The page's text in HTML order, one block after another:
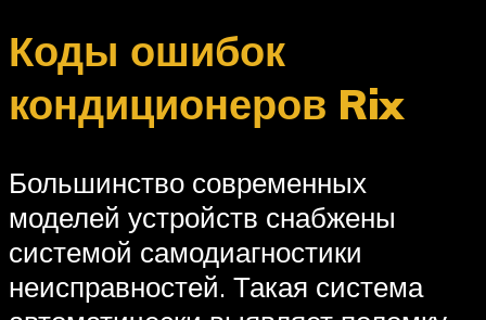
Коды ошибок
кондиционеров Rix
Большинство современных
моделей устройств снабжены
системой самодиагностики
неисправностей. Такая система